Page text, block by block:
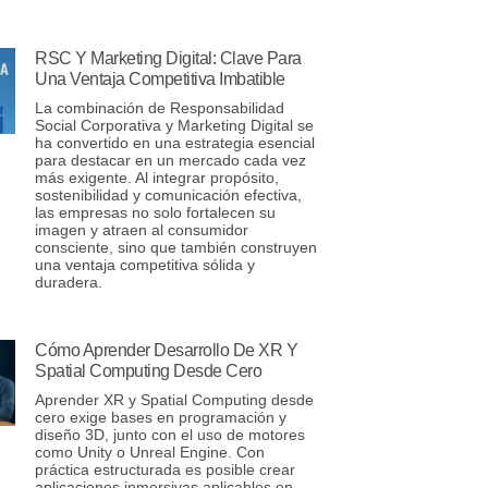
RSC Y Marketing Digital: Clave Para
Una Ventaja Competitiva Imbatible
La combinación de Responsabilidad
Social Corporativa y Marketing Digital se
ha convertido en una estrategia esencial
para destacar en un mercado cada vez
más exigente. Al integrar propósito,
sostenibilidad y comunicación efectiva,
las empresas no solo fortalecen su
imagen y atraen al consumidor
consciente, sino que también construyen
una ventaja competitiva sólida y
duradera.
Cómo Aprender Desarrollo De XR Y
Spatial Computing Desde Cero
Aprender XR y Spatial Computing desde
cero exige bases en programación y
diseño 3D, junto con el uso de motores
como Unity o Unreal Engine. Con
práctica estructurada es posible crear